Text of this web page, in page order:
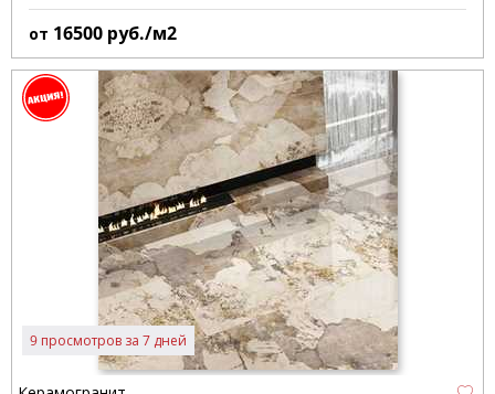
от 16500 руб./м2
9 просмотров за 7 дней